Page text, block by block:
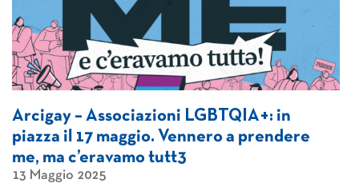
Arcigay – Associazioni LGBTQIA+: in
piazza il 17 maggio. Vennero a prendere
me, ma c’eravamo tutt3
13 Maggio 2025